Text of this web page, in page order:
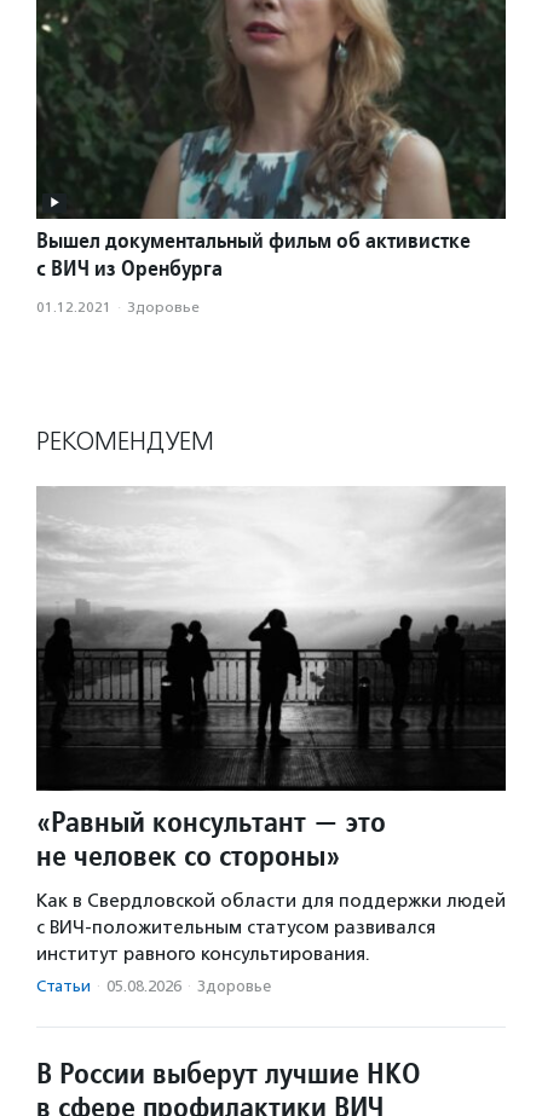
Вышел документальный фильм об активистке
с ВИЧ из Оренбурга
01.12.2021 · Здоровье
РЕКОМЕНДУЕМ
«Равный консультант — это
не человек со стороны»
Как в Свердловской области для поддержки людей
с ВИЧ-положительным статусом развивался
институт равного консультирования.
Статьи · 05.08.2026 · Здоровье
В России выберут лучшие НКО
в сфере профилактики ВИЧ